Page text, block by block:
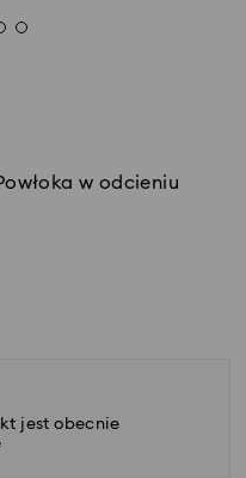
w odcieniu
jest obecnie